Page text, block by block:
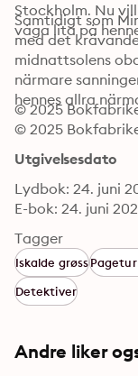
Stockholm. Nu
Samtidigt som
med det
midnattsolens
närmare
hennes allra
© 2025
© 2025
Utgivelsesdato
Lydbok: 24. juni
E-bok: 24. juni
Tagger
Iskalde grøss
Detektiver
Andre liker